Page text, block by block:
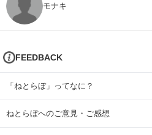
モナキ
FEEDBACK
「ねとらぼ」ってなに？
ねとらぼへのご意見・ご感想